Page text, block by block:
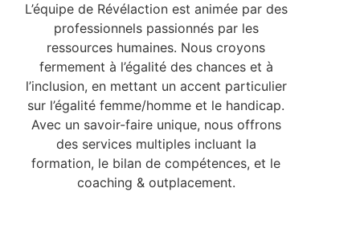
L’équipe de Révélaction est animée par des
professionnels passionnés par les
ressources humaines. Nous croyons
fermement à l’égalité des chances et à
l’inclusion, en mettant un accent particulier
sur l’égalité femme/homme et le handicap.
Avec un savoir-faire unique, nous offrons
des services multiples incluant la
formation, le bilan de compétences, et le
coaching & outplacement.